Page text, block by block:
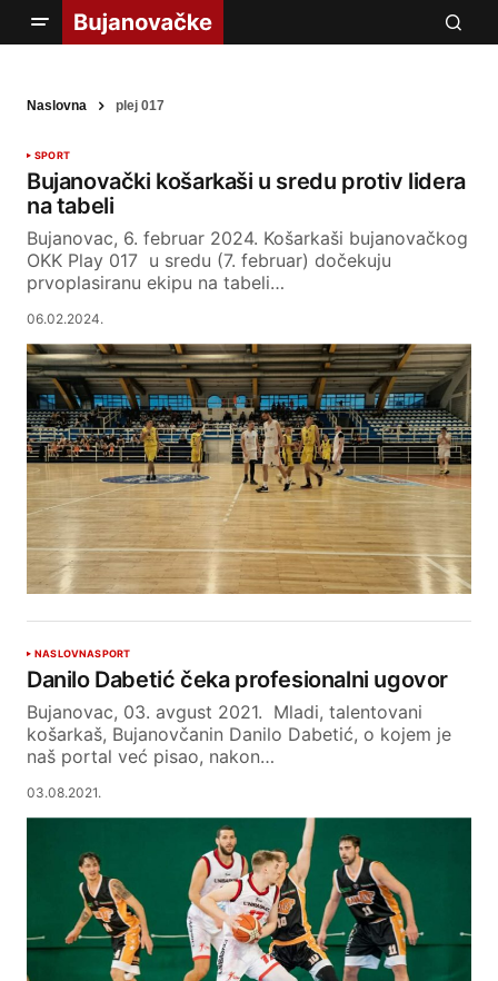
Naslovna plej 017
SPORT
Bujanovački košarkaši u sredu protiv lidera
na tabeli
Bujanovac, 6. februar 2024. Košarkaši bujanovačkog
OKK Play 017 u sredu (7. februar) dočekuju
prvoplasiranu ekipu na tabeli…
06.02.2024.
NASLOVNASPORT
Danilo Dabetić čeka profesionalni ugovor
Bujanovac, 03. avgust 2021. Mladi, talentovani
košarkaš, Bujanovčanin Danilo Dabetić, o kojem je
naš portal već pisao, nakon…
03.08.2021.